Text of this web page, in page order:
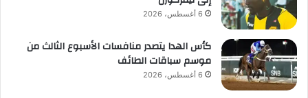
6 أغسطس، 2026
كأس الهدا يتصدر منافسات الأسبوع الثالث من
موسم سباقات الطائف
6 أغسطس، 2026